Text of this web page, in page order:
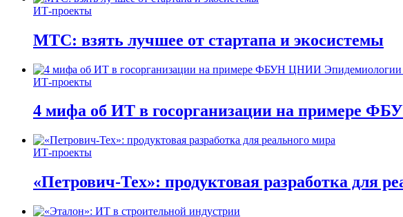
ИТ-проекты
МТС: взять лучшее от стартапа и экосистемы
ИТ-проекты
4 мифа об ИТ в госорганизации на примере
ИТ-проекты
«Петрович-Тех»: продуктовая разработка для